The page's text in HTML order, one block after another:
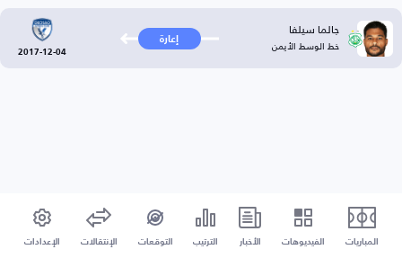
جالما سيلفا
خط الوسط الأيمن إعارة
2017-12-04
المباريات الفيديوهات الأخبار الترتيب التوقعات الإنتقالات الإعدادات